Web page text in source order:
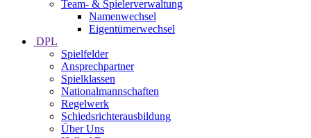
Team- & Spielerverwaltung
Namenwechsel
Eigentümerwechsel
DPL
Spielfelder
Ansprechpartner
Spielklassen
Nationalmannschaften
Regelwerk
Schiedsrichterausbildung
Über Uns